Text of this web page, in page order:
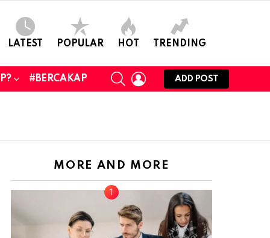
LATEST POPULAR HOT TRENDING
#BERCAKAP
SEARCHLOGIN
ADD POST
MORE AND MORE